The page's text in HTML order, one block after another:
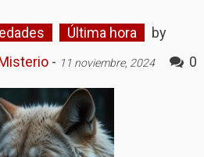
Última hora
by
- 11 noviembre, 2024 0